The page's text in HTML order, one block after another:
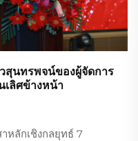
สุนทรพจน์ของผู้จัดการ
เลิศข้างหน้า
หลักเชิงกลยุทธ์ 7